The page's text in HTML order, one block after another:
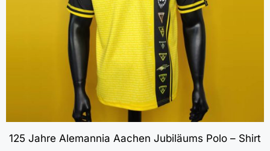
125 Jahre Alemannia Aachen Jubiläums Polo – Shirt